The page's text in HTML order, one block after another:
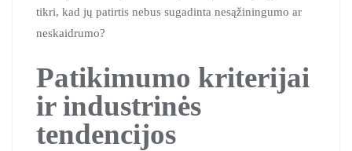
tikri, kad jų patirtis nebus sugadinta nesąžiningumo ar
neskaidrumo?
Patikimumo kriterijai
ir industrinės
tendencijos